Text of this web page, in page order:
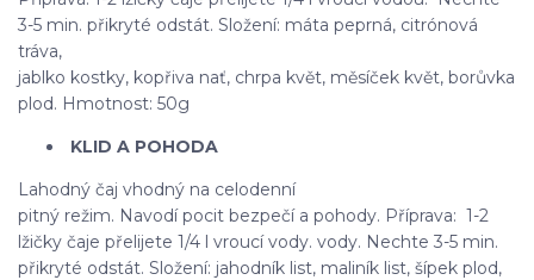
3-5 min. přikryté odstát. Složení: máta peprná, citrónová
tráva,
jablko kostky, kopřiva nať, chrpa květ, měsíček květ, borůvka
plod. Hmotnost: 50g
KLID A POHODA
Lahodný čaj vhodný na celodenní
pitný režim. Navodí pocit bezpečí a pohody. Příprava: 1-2
lžičky čaje přelijete 1/4 l vroucí vody. vody. Nechte 3-5 min.
přikryté odstát. Složení: jahodník list, maliník list, šípek plod,